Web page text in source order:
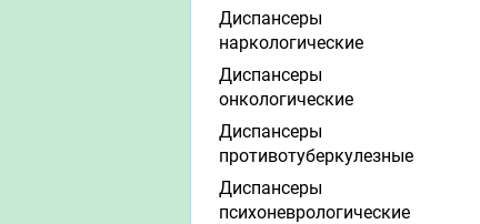
Диспансеры
наркологические
Диспансеры
онкологические
Диспансеры
противотуберкулезные
Диспансеры
психоневрологические